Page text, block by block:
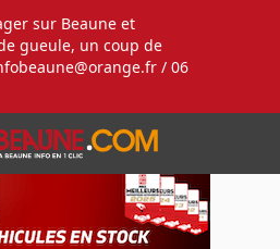
sur Beaune et
gueule, un coup de
/ 06